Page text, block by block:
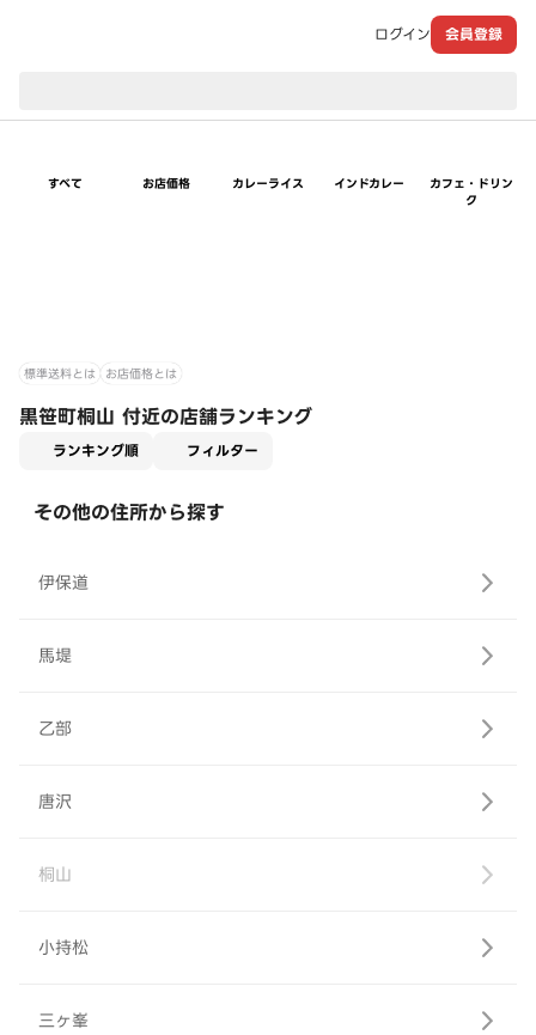
ログイン 会員登録
すべて お店価格 カレーライス インドカレー
カフェ・ドリン
ク
標準送料とは お店価格とは
黒笹町桐山 付近の店舗ランキング
ランキング順 フィルター
その他の住所から探す
伊保道
馬堤
乙部
唐沢
桐山
小持松
三ヶ峯